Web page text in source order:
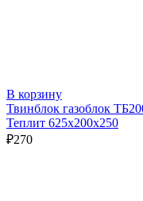
В корзину
Твинблок газоблок
Теплит 625х200х250
₽270